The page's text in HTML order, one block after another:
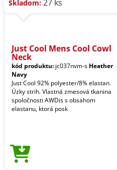
Skladom: 27 ks
Just Cool Mens Cool Cowl
Neck
kód produktu: jc037nvm-s Heather
Navy
Just Cool 92% polyester/8% elastan.
Úzky strih. Vlastná zmesová tkanina
spoločnosti AWDis s obsahom
elastanu, ktorá posk